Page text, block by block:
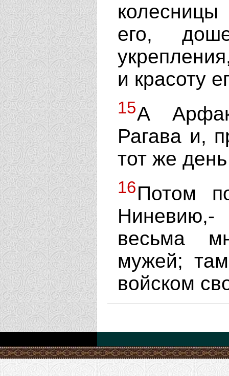
его,
и красоту
15А
Рагава и,
тот же
16Потом
весьма
мужей;
войском